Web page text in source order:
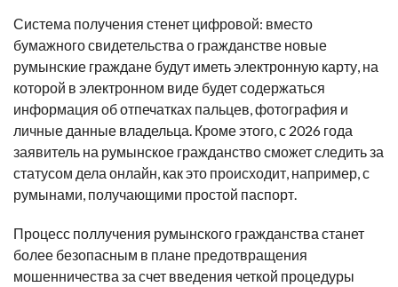
Система получения стенет цифровой: вместо
бумажного свидетельства о гражданстве новые
румынские граждане будут иметь электронную карту, на
которой в электронном виде будет содержаться
информация об отпечатках пальцев, фотография и
личные данные владельца. Кроме этого, с 2026 года
заявитель на румынское гражданство сможет следить за
статусом дела онлайн, как это происходит, например, с
румынами, получающими простой паспорт.
Процесс поллучения румынского гражданства станет
более безопасным в плане предотвращения
мошенничества за счет введения четкой процедуры